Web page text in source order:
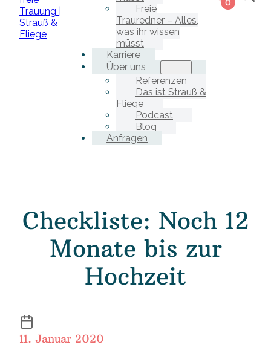
Freie
Trauredner – Alles,
was ihr wissen
müsst
Karriere
Über uns
Referenzen
Das ist Strauß &
Fliege
Podcast
Blog
Anfragen
0
Checkliste: Noch 12
Monate bis zur
Hochzeit
11. Januar 2020